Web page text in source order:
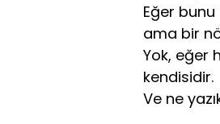
Eğer
ama bir
Yok, eğer
kendisidir.
Ve ne